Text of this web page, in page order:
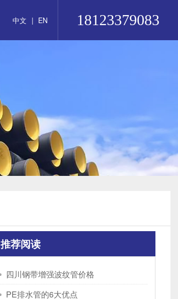
中文 | EN 18123379083
推荐阅读
四川钢带增强波纹管价格
PE排水管的6大优点